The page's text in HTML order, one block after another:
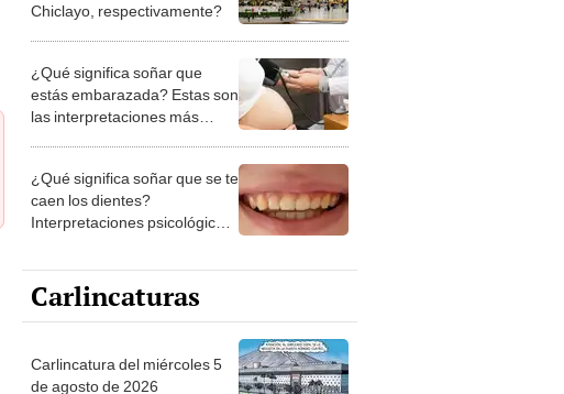
Chiclayo, respectivamente?
¿Qué significa soñar que
estás embarazada? Estas son
las interpretaciones más
¿Qué significa soñar que se te
caen los dientes?
Interpretaciones psicológicas
Carlincaturas
Carlincatura del miércoles 5
de agosto de 2026